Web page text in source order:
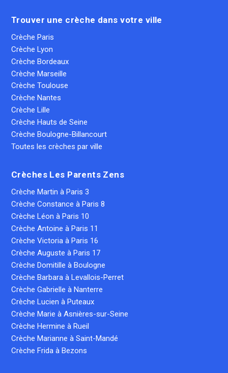
Trouver une crèche dans votre ville
Crèche Paris
Crèche Lyon
Crèche Bordeaux
Crèche Marseille
Crèche Toulouse
Crèche Nantes
Crèche Lille
Crèche Hauts de Seine
Crèche Boulogne-Billancourt
Toutes les crèches par ville
Crèches Les Parents Zens
Crèche Martin à Paris 3
Crèche Constance à Paris 8
Crèche Léon à Paris 10
Crèche Antoine à Paris 11
Crèche Victoria à Paris 16
Crèche Auguste à Paris 17
Crèche Domitille à Boulogne
Crèche Barbara à Levallois-Perret
Crèche Gabrielle à Nanterre
Crèche Lucien à Puteaux
Crèche Marie à Asnières-sur-Seine
Crèche Hermine à Rueil
Crèche Marianne à Saint-Mandé
Crèche Frida à Bezons